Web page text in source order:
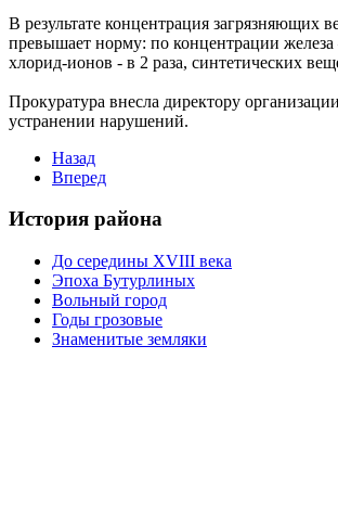
В результате концентрация загрязняющих
превышает норму: по концентрации железа
хлорид-ионов - в 2 раза, синтетических
Прокуратура внесла директору
устранении нарушений.
Назад
Вперед
История района
До середины XVIII века
Эпоха Бутурлиных
Вольный город
Годы грозовые
Знаменитые земляки